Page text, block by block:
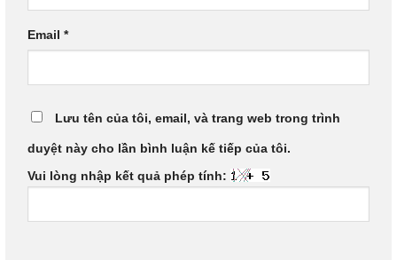
Email *
Lưu tên của tôi, email, và trang web trong trình
duyệt này cho lần bình luận kế tiếp của tôi.
Vui lòng nhập kết quả phép tính: